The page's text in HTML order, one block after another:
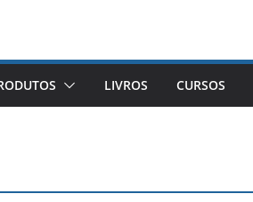
LIVROS CURSOS